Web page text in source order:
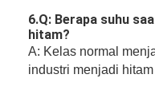
6.Q: Berapa suhu
hitam?
A: Kelas normal
industri menjadi